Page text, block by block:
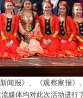
报》、《观察家报》
媒体均对此次活动进行